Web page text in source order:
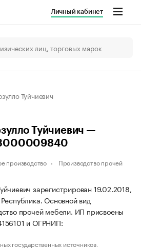
Личный кабинет
Туйчиевич
Туйчиевич —
производство
Производство прочей
зарегистрирован 19.02.2018,
Основной вид
прочей мебели. ИП присвоены
и ОГРНИП:
государственных источников.